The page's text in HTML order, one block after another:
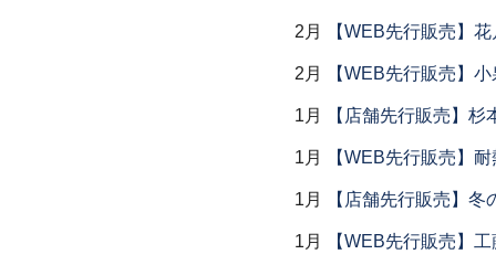
2月 【WEB先行販売】
2月 【WEB先行販売】
1月 【店舗先行販売】
1月 【WEB先行販売】
1月 【店舗先行販売】冬
1月 【WEB先行販売】